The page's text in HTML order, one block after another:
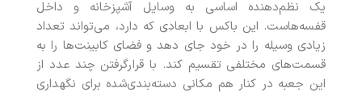
یک نظم‌دهنده اساسی به وسایل آشپزخانه و داخل
قفسه‌هاست. این باکس با ابعادی که دارد، می‌تواند تعداد
زیادی وسیله را در خود جای دهد و فضای کابینت‌ها را به
قسمت‌های مختلفی تقسیم کند. با قرارگرفتن چند عدد از
این جعبه در کنار هم مکانی دسته‌بندی‌شده برای نگهداری